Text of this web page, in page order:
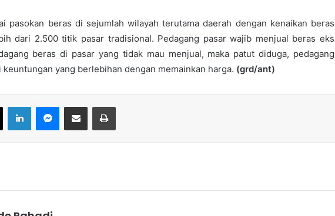
pasokan beras di sejumlah wilayah terutama daerah dengan kenaikan beras
dari 2.500 titik pasar tradisional. Pedagang pasar wajib menjual beras eks
beras di pasar yang tidak mau menjual, maka patut diduga, pedagang
keuntungan yang berlebihan dengan memainkan harga. (grd/ant)